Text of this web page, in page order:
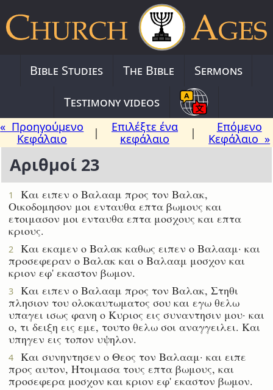
Bible Studies The Bible
Sermons
Testimony videos
« Προηγούμενο
Κεφάλαιο
|
Επιλέξτε ένα
κεφάλαιο
|
Επόμενο
Κεφάλαιο »
Αριθμοί 23
1
Και ειπεν ο Βαλααμ προς τον Βαλακ,
Οικοδομησον μοι ενταυθα επτα βωμους και
ετοιμασον μοι ενταυθα επτα μοσχους και επτα
κριους.
2
Και εκαμεν ο Βαλακ καθως ειπεν ο Βαλααμ· και
προσεφεραν ο Βαλακ και ο Βαλααμ μοσχον και
κριον εφ' εκαστον βωμον.
3
Και ειπεν ο Βαλααμ προς τον Βαλακ, Στηθι
πλησιον του ολοκαυτωματος σου και εγω θελω
υπαγει ισως φανη ο Κυριος εις συναντησιν μου· και
ο, τι δειξη εις εμε, τουτο θελω σοι αναγγειλει. Και
υπηγεν εις τοπον υψηλον.
4
Και συνηντησεν ο Θεος τον Βαλααμ· και ειπε
προς αυτον, Ητοιμασα τους επτα βωμους, και
προσεφερα μοσχον και κριον εφ' εκαστον βωμον.